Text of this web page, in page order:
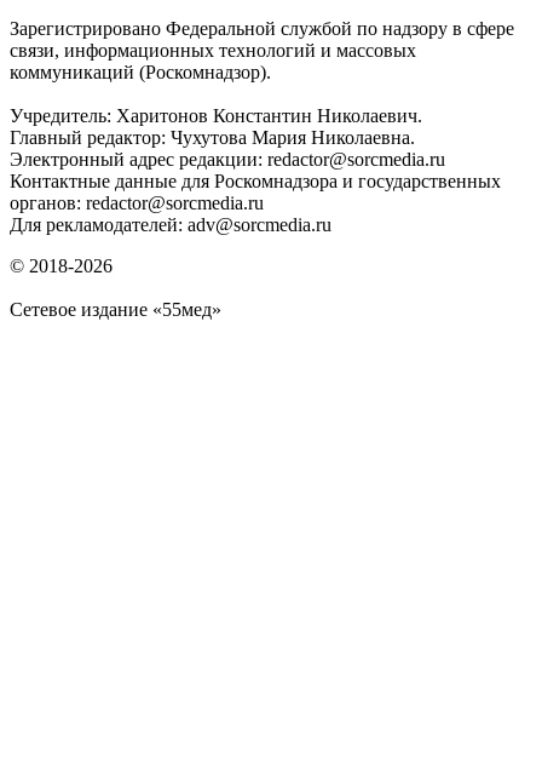
Зарегистрировано Федеральной службой по надзору в сфере
связи, информационных технологий и массовых
коммуникаций (Роскомнадзор).
Учредитель: Харитонов Константин Николаевич.
Главный редактор: Чухутова Мария Николаевна.
Электронный адрес редакции: redactor@sorcmedia.ru
Контактные данные для Роскомнадзора и государственных
органов: redactor@sorcmedia.ru
Для рекламодателей: adv@sorcmedia.ru
© 2018-2026
Сетевое издание «55мед»